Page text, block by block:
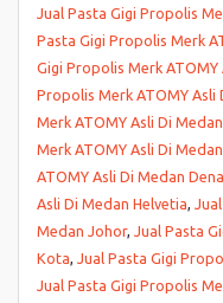
Jual Pasta Gigi Propolis
Pasta Gigi Propolis Merk
Gigi Propolis Merk
Propolis Merk ATOMY Asli
Merk ATOMY Asli Di
Merk ATOMY Asli Di
ATOMY Asli Di Medan
Asli Di Medan Helvetia,
Medan Johor, Jual Pasta
Kota, Jual Pasta Gigi
Jual Pasta Gigi Propolis